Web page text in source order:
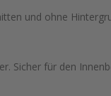
und ohne
Sicher für den